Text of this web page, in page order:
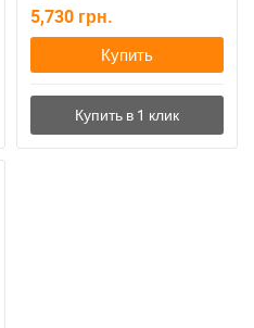
5,730 грн.
Купить